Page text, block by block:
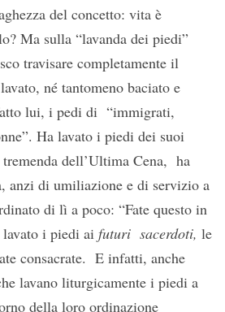
del concetto: vita è
Ma sulla “lavanda dei piedi”
travisare completamente il
né tantomeno baciato e
lui, i pedi di “immigrati,
Ha lavato i piedi dei suoi
dell’Ultima Cena, ha
anzi di umiliazione e di servizio a
di lì a poco: “Fate questo in
i piedi ai futuri sacerdoti, le
consacrate. E infatti, anche
lavano liturgicamente i piedi a
della loro ordinazione